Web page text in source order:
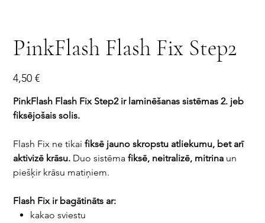
PinkFlash Flash Fix Step2
Cena
4,50 €
PinkFlash Flash Fix Step2 ir laminēšanas sistēmas 2. jeb
fiksējošais solis.
Flash Fix ne tikai fiksē jauno skropstu atliekumu, bet arī
aktivizē krāsu. Duo sistēmafiksē, neitralizē, mitrina un
piešķir krāsu matiņiem.
Flash Fix ir bagātināts ar:
kakao sviestu